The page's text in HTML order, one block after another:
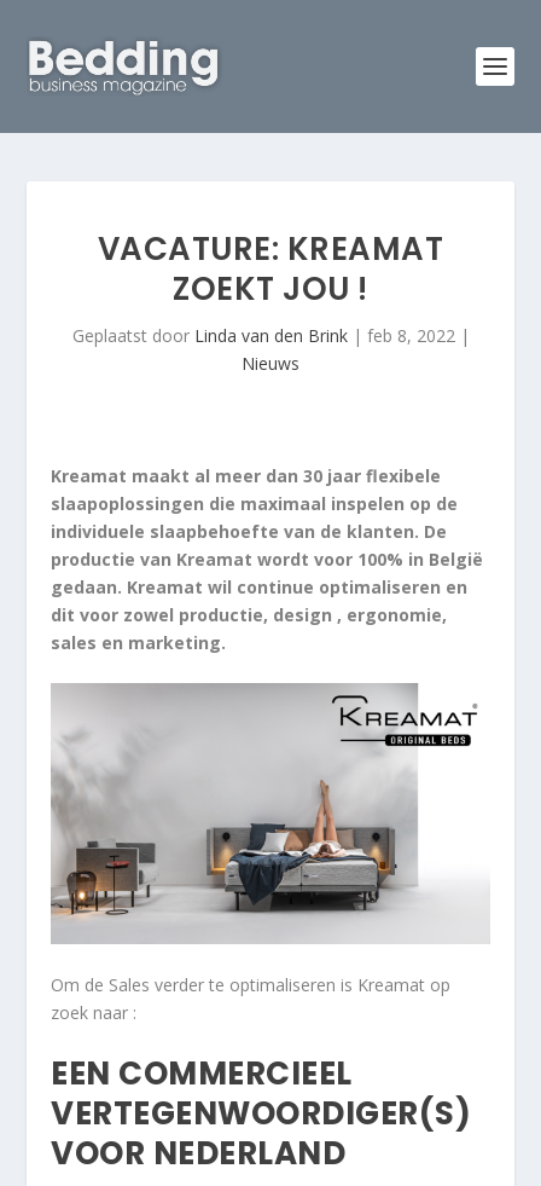
VACATURE: KREAMAT
ZOEKT JOU !
Geplaatst door Linda van den Brink| feb 8, 2022|
Nieuws
Kreamat maakt al meer dan 30 jaar flexibele
slaapoplossingen die maximaal inspelen op de
individuele slaapbehoefte van de klanten. De
productie van Kreamat wordt voor 100% in België
gedaan. Kreamat wil continue optimaliseren en
dit voor zowel productie, design , ergonomie,
sales en marketing.
Om de Sales verder te optimaliseren is Kreamat op
zoek naar :
EEN COMMERCIEEL
VERTEGENWOORDIGER(S)
VOOR NEDERLAND